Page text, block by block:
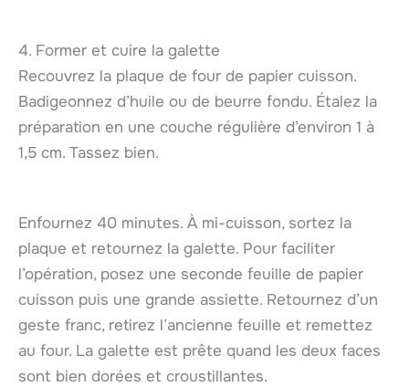
4. Former et cuire la galette
Recouvrez la plaque de four de papier cuisson.
Badigeonnez d’huile ou de beurre fondu. Étalez la
préparation en une couche régulière d’environ 1 à
1,5 cm. Tassez bien.
Enfournez 40 minutes. À mi-cuisson, sortez la
plaque et retournez la galette. Pour faciliter
l’opération, posez une seconde feuille de papier
cuisson puis une grande assiette. Retournez d’un
geste franc, retirez l’ancienne feuille et remettez
au four. La galette est prête quand les deux faces
sont bien dorées et croustillantes.